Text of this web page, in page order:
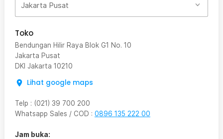
Jakarta Pusat
Toko
Bendungan Hilir Raya Blok G1 No. 10
Jakarta Pusat
DKI Jakarta 10210
Lihat google maps
Telp : (021) 39 700 200
Whatsapp Sales / COD : 0896 135 222 00
Jam buka: